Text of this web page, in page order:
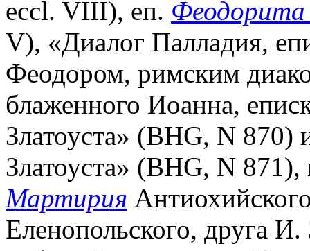
eccl. VIII), еп. Феодорита
V), «Диалог Палладия,
Феодором, римским
блаженного Иоанна,
Златоуста» (BHG, N
Златоуста» (BHG, N
Мартирия
Еленопольского, друга